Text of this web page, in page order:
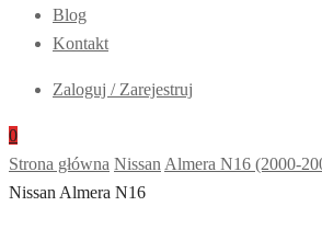
–
Zderzaki
przód
błotniki,
maski
Blog
Kontakt
Zaloguj / Zarejestruj
0
Strona główna Nissan Almera N16 (2000-
Nissan Almera N16